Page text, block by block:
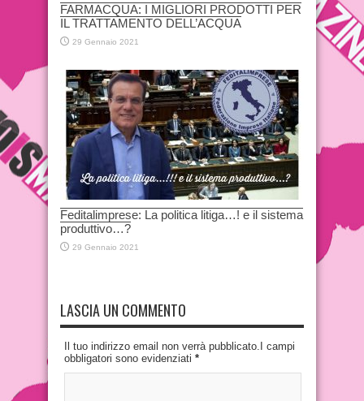
FARMACQUA: I MIGLIORI PRODOTTI PER
IL TRATTAMENTO DELL’ACQUA
29 Gennaio 2021
Feditalimprese: La politica litiga…! e il sistema
produttivo…?
29 Gennaio 2021
LASCIA UN COMMENTO
Il tuo indirizzo email non verrà pubblicato.I campi
obbligatori sono evidenziati *